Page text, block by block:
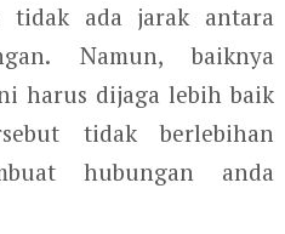
tidak ada jarak antara
Namun, baiknya
harus dijaga lebih baik
tidak berlebihan
hubungan anda